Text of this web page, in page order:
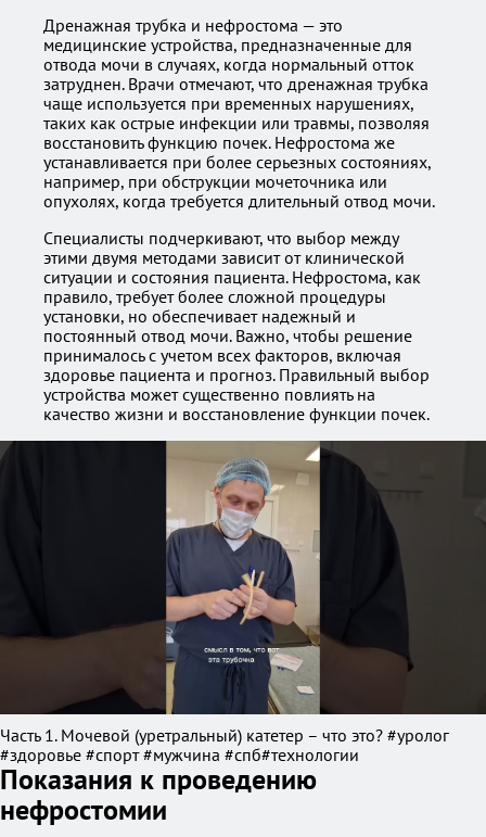
Дренажная трубка и нефростома — это
медицинские устройства, предназначенные для
отвода мочи в случаях, когда нормальный отток
затруднен. Врачи отмечают, что дренажная трубка
чаще используется при временных нарушениях,
таких как острые инфекции или травмы, позволяя
восстановить функцию почек. Нефростома же
устанавливается при более серьезных состояниях,
например, при обструкции мочеточника или
опухолях, когда требуется длительный отвод мочи.
Специалисты подчеркивают, что выбор между
этими двумя методами зависит от клинической
ситуации и состояния пациента. Нефростома, как
правило, требует более сложной процедуры
установки, но обеспечивает надежный и
постоянный отвод мочи. Важно, чтобы решение
принималось с учетом всех факторов, включая
здоровье пациента и прогноз. Правильный выбор
устройства может существенно повлиять на
качество жизни и восстановление функции почек.
Часть 1. Мочевой (уретральный) катетер – что это? #уролог
#здоровье #спорт #мужчина #спб#технологии
Показания к проведению
нефростомии